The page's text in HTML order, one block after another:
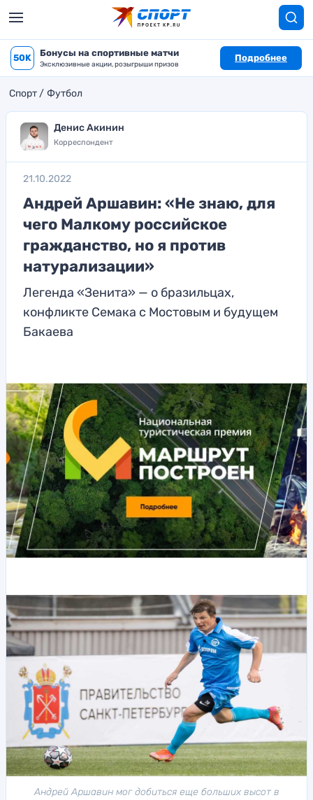
50K Бонусы на спортивные матчи
Эксклюзивные акции, розыгрыши призов
Подробнее
Спорт Футбол
Денис Акинин
Корреспондент
21.10.2022
Андрей Аршавин: «Не знаю, для
чего Малкому российское
гражданство, но я против
натурализации»
Легенда «Зенита» — о бразильцах,
конфликте Семака с Мостовым и будущем
Бакаева
Андрей Аршавин мог добиться еще больших высот в